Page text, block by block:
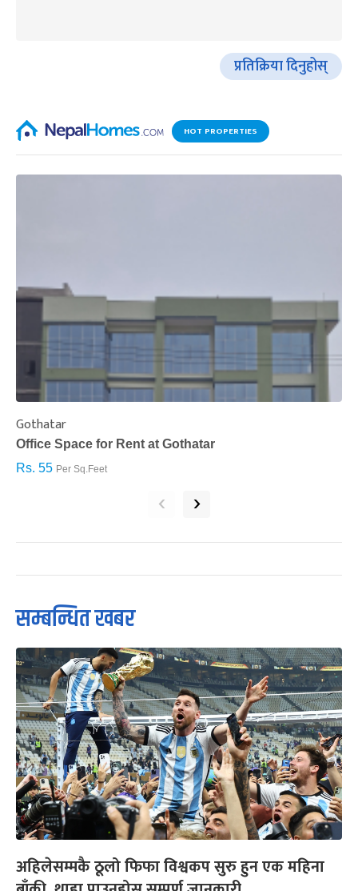
प्रतिक्रिया दिनुहोस्
HOT PROPERTIES
Gothatar
Office Space for Rent at Gothatar
Rs. 55 Per Sq.Feet
‹ ›
सम्बन्धित खबर
अहिलेसम्मकै ठूलो फिफा विश्वकप सुरु हुन एक महिना